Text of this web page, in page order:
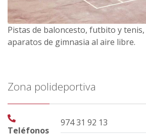
Pistas de baloncesto, futbito y
aparatos de gimnasia al aire libre.
Zona polideportiva
Teléfonos
974 31 92 13